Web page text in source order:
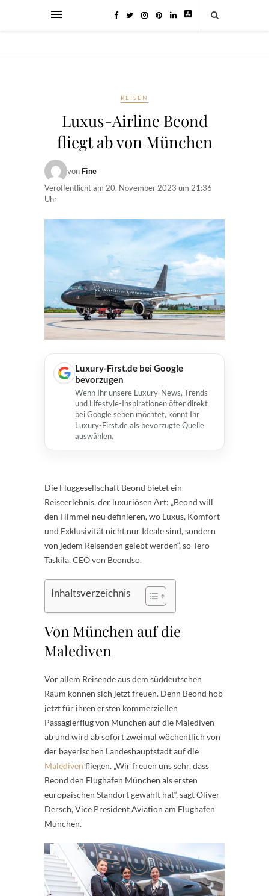
REISEN
Luxus-Airline Beond
fliegt ab von München
von Fine
Veröffentlicht am 20. November 2023 um 21:36
Uhr
Luxury-First.de bei Google
bevorzugen
Wenn Ihr unsere Luxury-News, Trends
und Lifestyle-Inspirationen öfter direkt
bei Google sehen möchtet, könnt Ihr
Luxury-First.de als bevorzugte Quelle
auswählen.
Die Fluggesellschaft Beond bietet ein
Reiseerlebnis, der luxuriösen Art: „Beond will
den Himmel neu definieren, wo Luxus, Komfort
und Exklusivität nicht nur Ideale sind, sondern
von jedem Reisenden gelebt werden“, so Tero
Taskila, CEO von Beondso.
Inhaltsverzeichnis
Von München auf die
Malediven
Vor allem Reisende aus dem süddeutschen
Raum können sich jetzt freuen. Denn Beond hob
jetzt für ihren ersten kommerziellen
Passagierflug von München auf die Malediven
ab und wird ab sofort zweimal wöchentlich von
der bayerischen Landeshauptstadt auf die
Malediven fliegen. „Wir freuen uns sehr, dass
Beond den Flughafen München als ersten
europäischen Standort gewählt hat“, sagt Oliver
Dersch, Vice President Aviation am Flughafen
München.